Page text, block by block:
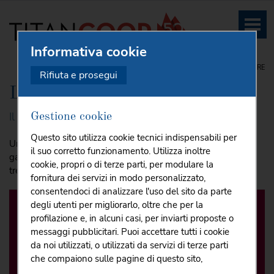
FIOR FIORE
Linea Fior Fiore
Il meglio della cultura gastronomica
Un viaggio alla scoperta dell'identità e della cultura
gastronomica italiana e non solo, attraverso le oltre
trecentocinquanta referenze della linea fior fiore.
Informativa cookie
Rifiuta e prosegui
Gestione cookie
Questo sito utilizza cookie tecnici indispensabili per
il suo corretto funzionamento. Utilizza inoltre
cookie, propri o di terze parti, per modulare la
fornitura dei servizi in modo personalizzato,
consentendoci di analizzare l'uso del sito da parte
degli utenti per migliorarlo, oltre che per la
profilazione e, in alcuni casi, per inviarti proposte o
messaggi pubblicitari. Puoi accettare tutti i cookie
da noi utilizzati, o utilizzati da servizi di terze parti
che compaiono sulle pagine di questo sito,